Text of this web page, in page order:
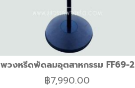
พวงหรีดพัดลมอุตสาหกรรม FF69-2
฿7,990.00